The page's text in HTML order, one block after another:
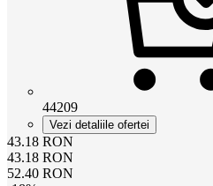
44209
Vezi detaliile ofertei
43.18 RON
43.18 RON
52.40 RON